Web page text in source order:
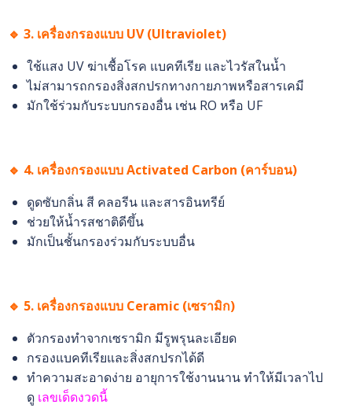
🔹 3. เครื่องกรองแบบ UV (Ultraviolet)
ใช้แสง UV ฆ่าเชื้อโรค แบคทีเรีย และไวรัสในน้ำ
ไม่สามารถกรองสิ่งสกปรกทางกายภาพหรือสารเคมี
มักใช้ร่วมกับระบบกรองอื่น เช่น RO หรือ UF
🔹 4. เครื่องกรองแบบ Activated Carbon (คาร์บอน)
ดูดซับกลิ่น สี คลอรีน และสารอินทรีย์
ช่วยให้น้ำรสชาติดีขึ้น
มักเป็นชั้นกรองร่วมกับระบบอื่น
🔹 5. เครื่องกรองแบบ Ceramic (เซรามิก)
ตัวกรองทำจากเซรามิก มีรูพรุนละเอียด
กรองแบคทีเรียและสิ่งสกปรกได้ดี
ทำความสะอาดง่าย อายุการใช้งานนาน ทำให้มีเวลาไป
ดู เลขเด็ดงวดนี้